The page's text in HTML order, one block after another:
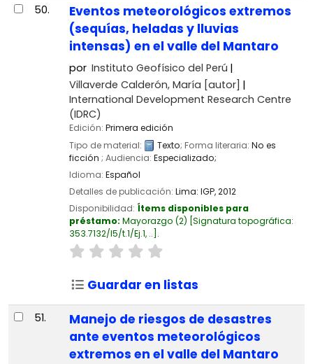
50.
Eventos meteorológicos extremos
(sequías, heladas y lluvias
intensas) en el valle del Mantaro
por Instituto Geofísico del Perú
Villaverde Calderón, María [autor]
International Development Research Centre
(IDRC)
Edición: Primera edición
Tipo de material:
Texto; Forma literaria: No es
ficción ; Audiencia: Especializado;
Idioma: Español
Detalles de publicación: Lima: IGP,2012
Disponibilidad: Ítems disponibles para
préstamo: Mayorazgo (2) Signatura topográfica:
353.7132/I5/t.1/Ej.1, .. .
Guardar en listas
51.
Manejo de riesgos de desastres
ante eventos meteorológicos
extremos en el valle del Mantaro